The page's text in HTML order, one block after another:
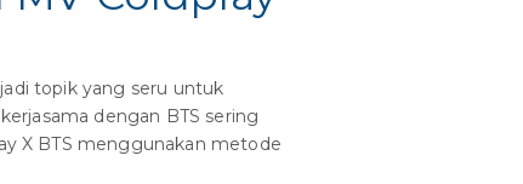
topik yang seru untuk
dengan BTS sering
X BTS menggunakan metode